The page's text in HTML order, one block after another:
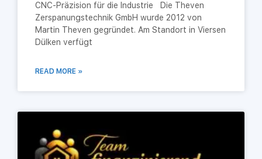
CNC-Präzision für die Industrie Die Theven
Zerspanungstechnik GmbH wurde 2012 von
Martin Theven gegründet. Am Standort in Viersen
Dülken verfügt
READ MORE »